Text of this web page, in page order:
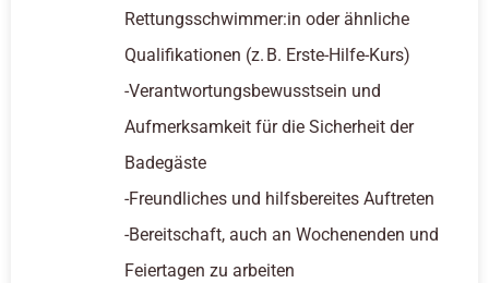
Rettungsschwimmer:in oder ähnliche
Qualifikationen (z. B. Erste-Hilfe-Kurs)
-Verantwortungsbewusstsein und
Aufmerksamkeit für die Sicherheit der
Badegäste
-Freundliches und hilfsbereites Auftreten
-Bereitschaft, auch an Wochenenden und
Feiertagen zu arbeiten